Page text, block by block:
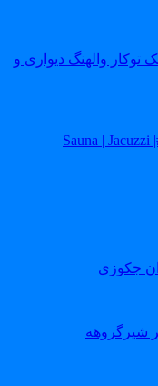
والهنگ دیواری و